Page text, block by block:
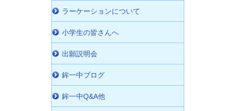
ラーケーションについて
小学生の皆さんへ
出願説明会
鉾一中ブログ
鉾一中Q&A他